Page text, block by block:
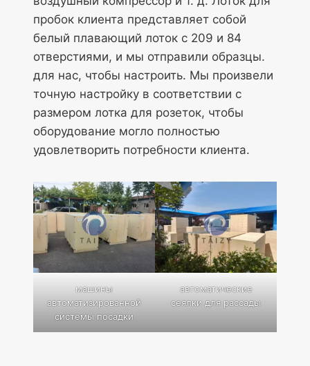
пробок клиента представляет собой
белый плавающий лоток с 209 и 84
отверстиями, и мы отправили образцы.
для нас, чтобы настроить. Мы произвели
точную настройку в соответствии с
размером лотка для розеток, чтобы
оборудование могло полностью
удовлетворить потребности клиента.
машины
автоматизированной
системы посадки
автоматические
сеялки для рассады